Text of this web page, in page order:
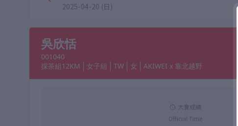
2025-04-20 (日)
吳欣恬
001040
採茶組12KM
女子組 TW 女 AKIWEI x 靠北越野
大會成績
Official Time